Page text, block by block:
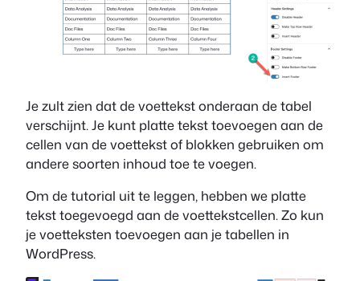
Je zult zien dat de voettekst onderaan de tabel
verschijnt. Je kunt platte tekst toevoegen aan de
cellen van de voettekst of blokken gebruiken om
andere soorten inhoud toe te voegen.
Om de tutorial uit te leggen, hebben we platte
tekst toegevoegd aan de voettekstcellen. Zo kun
je voetteksten toevoegen aan je tabellen in
WordPress.